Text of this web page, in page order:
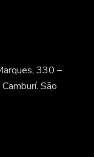
330 –
São